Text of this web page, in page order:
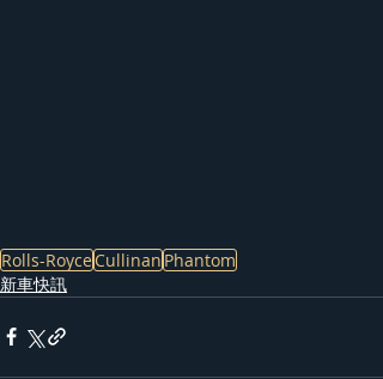
Rolls-RoyceCullinanPhantom
新車快訊